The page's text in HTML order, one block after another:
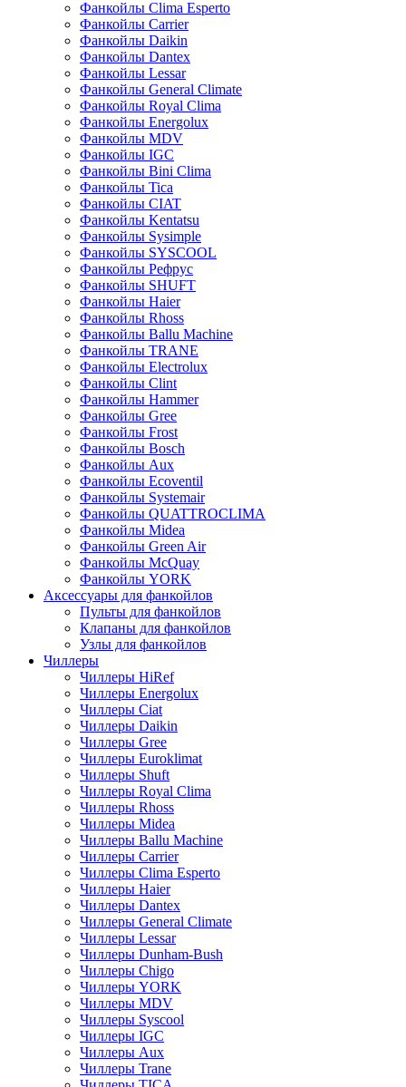
Фанкойлы Clima Esperto
Фанкойлы Carrier
Фанкойлы Daikin
Фанкойлы Dantex
Фанкойлы Lessar
Фанкойлы General Climate
Фанкойлы Royal Clima
Фанкойлы Energolux
Фанкойлы MDV
Фанкойлы IGC
Фанкойлы Bini Clima
Фанкойлы Tica
Фанкойлы CIAT
Фанкойлы Kentatsu
Фанкойлы Sysimple
Фанкойлы SYSCOOL
Фанкойлы Рефрус
Фанкойлы SHUFT
Фанкойлы Haier
Фанкойлы Rhoss
Фанкойлы Ballu Machine
Фанкойлы TRANE
Фанкойлы Electrolux
Фанкойлы Clint
Фанкойлы Hammer
Фанкойлы Gree
Фанкойлы Frost
Фанкойлы Bosch
Фанкойлы Aux
Фанкойлы Ecoventil
Фанкойлы Systemair
Фанкойлы QUATTROCLIMA
Фанкойлы Midea
Фанкойлы Green Air
Фанкойлы McQuay
Фанкойлы YORK
Аксессуары для фанкойлов
Пульты для фанкойлов
Клапаны для фанкойлов
Узлы для фанкойлов
Чиллеры
Чиллеры HiRef
Чиллеры Energolux
Чиллеры Ciat
Чиллеры Daikin
Чиллеры Gree
Чиллеры Euroklimat
Чиллеры Shuft
Чиллеры Royal Clima
Чиллеры Rhoss
Чиллеры Midea
Чиллеры Ballu Machine
Чиллеры Carrier
Чиллеры Clima Esperto
Чиллеры Haier
Чиллеры Dantex
Чиллеры General Climate
Чиллеры Lessar
Чиллеры Dunham-Bush
Чиллеры Chigo
Чиллеры YORK
Чиллеры MDV
Чиллеры Syscool
Чиллеры IGC
Чиллеры Aux
Чиллеры Trane